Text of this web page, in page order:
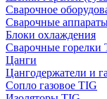
Сварочное
Сварочные
Блоки охлаждения
Сварочные горелки
Цанги
Цангодержатели и
Сопло газовое TIG